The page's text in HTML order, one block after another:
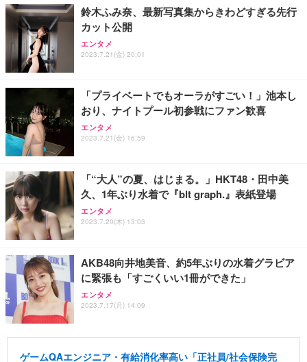
鈴木ふみ奈、最新写真集からきわどすぎる先行
カット公開
エンタメ
2023.7.21(金) 20:01
「プライベートでもオーラがすごい！」池本し
おり、ナイトプール初参戦にファン歓喜
エンタメ
2023.7.21(金) 16:59
「“大人”の夏、はじまる。」HKT48・田中美
久、1年ぶり水着で『blt graph.』表紙登場
エンタメ
2023.7.20(木) 13:03
AKB48向井地美音、約5年ぶりの水着グラビア
に緊張も「すごくいい1冊ができた」
エンタメ
2023.7.17(月) 14:09
ゲームQAエンジニア・有給消化率高い「正社員/社会保険完